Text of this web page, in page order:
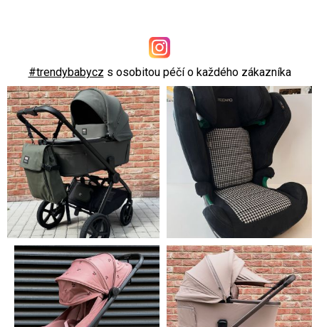
#trendybabycz s osobitou péčí o každého zákazníka